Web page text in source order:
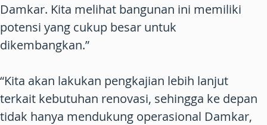
Damkar. Kita melihat bangunan ini memiliki
potensi yang cukup besar untuk
dikembangkan.”
“Kita akan lakukan pengkajian lebih lanjut
terkait kebutuhan renovasi, sehingga ke depan
tidak hanya mendukung operasional Damkar,